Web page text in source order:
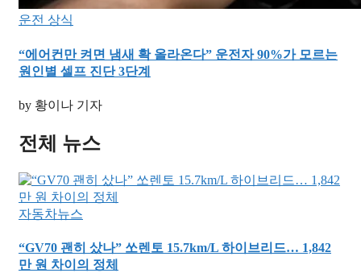
운전 상식
“에어컨만 켜면 냄새 확 올라온다” 운전자 90%가 모르는
원인별 셀프 진단 3단계
by 황이나 기자
전체 뉴스
자동차뉴스
“GV70 괜히 샀나” 쏘렌토 15.7km/L 하이브리드… 1,842
만 원 차이의 정체